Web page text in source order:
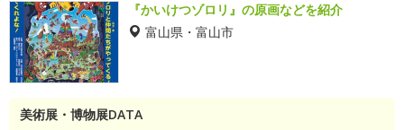
『かいけつゾロリ』の原画などを紹介
富山県・富山市
美術展・博物展DATA